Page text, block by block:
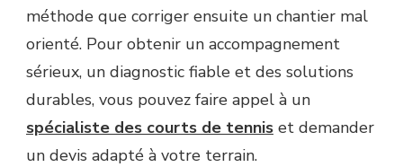
méthode que corriger ensuite un chantier mal
orienté. Pour obtenir un accompagnement
sérieux, un diagnostic fiable et des solutions
durables, vous pouvez faire appel à un
spécialiste des courts de tennis et demander
un devis adapté à votre terrain.